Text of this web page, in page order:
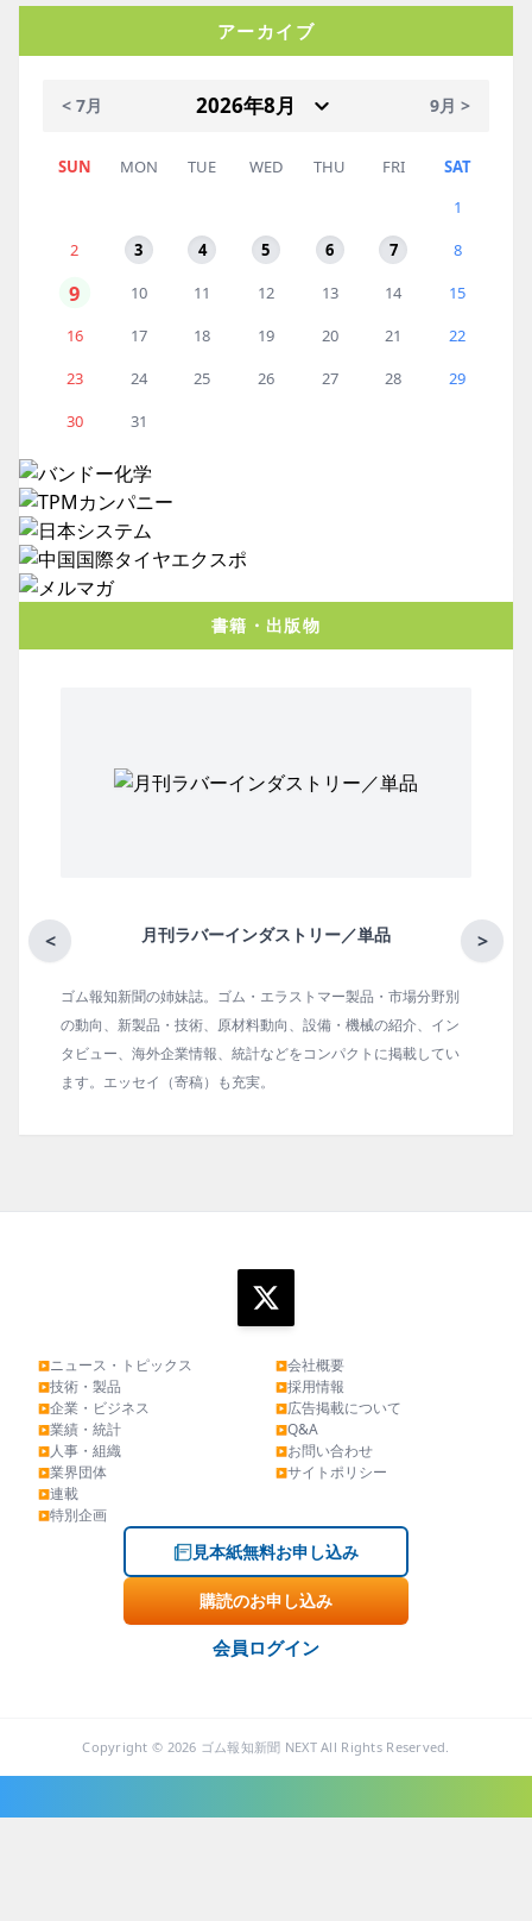
アーカイブ
< 7月 9月 >
SUN MON TUE WED THU FRI
SAT
1
2
3 4 5 6 7 8
9 10 11 12 13 14
15
16
17 18 19 20 21
22
23
24 25 26 27 28
29
30
31
書籍・出版物
< >
月刊ラバーインダストリー／単品
ゴム報知新聞の姉妹誌。ゴム・エラストマー製品・市場分野別
の動向、新製品・技術、原材料動向、設備・機械の紹介、イン
タビュー、海外企業情報、統計などをコンパクトに掲載してい
ます。エッセイ（寄稿）も充実。
▶ニュース・トピックス
▶技術・製品
▶企業・ビジネス
▶業績・統計
▶人事・組織
▶業界団体
▶連載
▶特別企画
▶会社概要
▶採用情報
▶広告掲載について
▶Q&A
▶お問い合わせ
▶サイトポリシー
見本紙無料お申し込み
購読のお申し込み
会員ログイン
Copyright © 2026 ゴム報知新聞 NEXT All Rights Reserved.